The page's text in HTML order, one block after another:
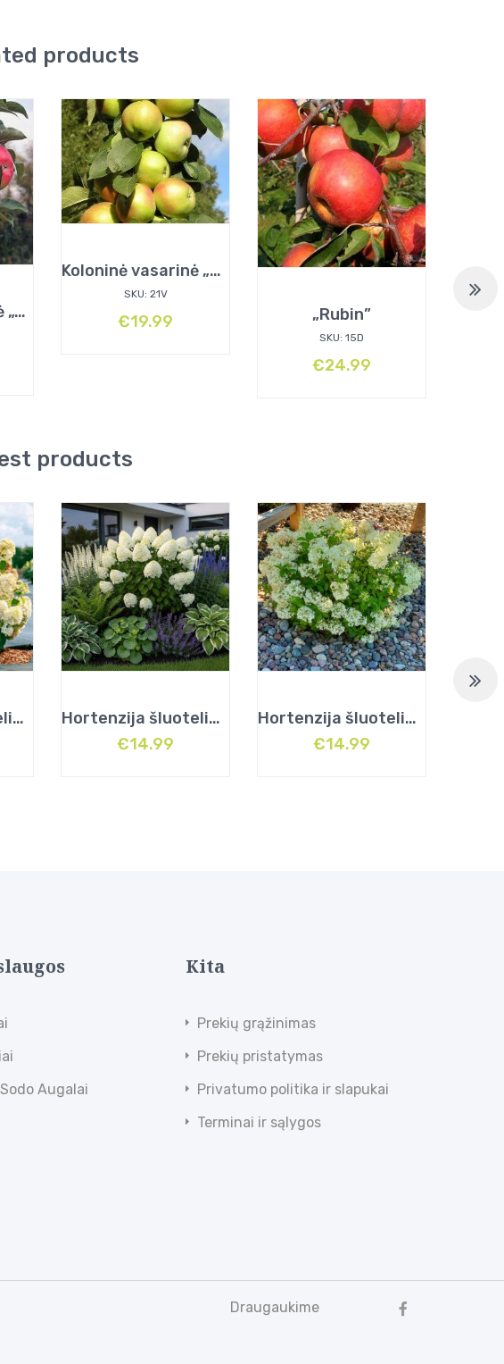
products
Koloninė rudeninė „Valiuta”
Koloninė vasarinė „Prezident”
SKU: 21V
€19.99 „Rubin”
SKU: 15D
€24.99
products
Hortenzija šluotelinė (Hydrangea paniculata) „Metalica”
Hortenzija šluotelinė (Hydrangea paniculata) „Silver Dollar”
€14.99
Hortenzija šluotelinė (Hydrangea paniculata) „Bobo”
€14.99
Augalai
Kita
Prekių grąžinimas
Prekių pristatymas
Privatumo politika ir slapukai
Terminai ir sąlygos
Draugaukime